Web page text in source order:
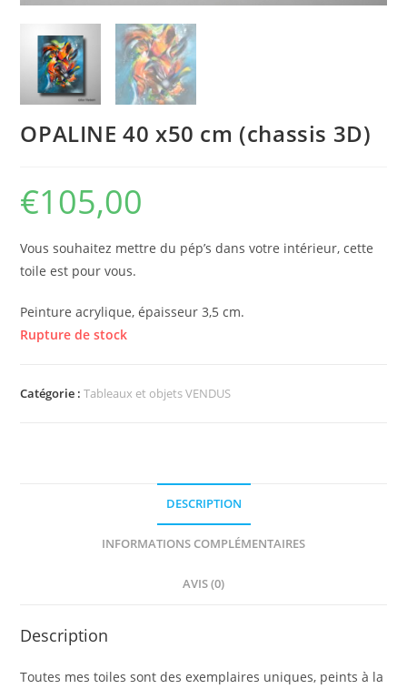
OPALINE 40 x50 cm (chassis 3D)
€105,00
Vous souhaitez mettre du pép’s dans votre intérieur, cette
toile est pour vous.
Peinture acrylique, épaisseur 3,5 cm.
Rupture de stock
Catégorie :Tableaux et objets VENDUS
DESCRIPTION
INFORMATIONS COMPLÉMENTAIRES
AVIS (0)
Description
Toutes mes toiles sont des exemplaires uniques, peints à la